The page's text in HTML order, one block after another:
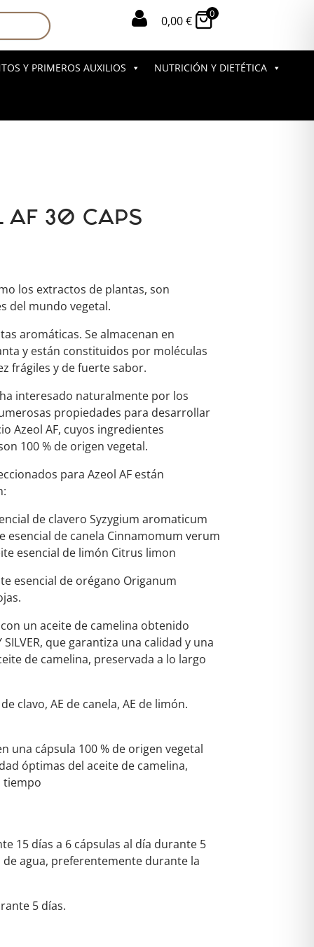
 0,00€
0
Y PRIMEROS AUXILIOS NUTRICIÓN Y DIETÉTICA
AF 30 CAPS
los extractos de plantas, son
del mundo vegetal.
aromáticas. Se almacenan en
y están constituidos por moléculas
frágiles y de fuerte sabor.
ha interesado naturalmente por los
propiedades para desarrollar
Azeol AF, cuyos ingredientes
100 % de origen vegetal.
para Azeol AF están
de clavero Syzygium aromaticum
esencial de canela Cinnamomum verum
esencial de limón Citrus limon
esencial de orégano Origanum
un aceite de camelina obtenido
que garantiza una calidad y una
de camelina, preservada a lo largo
clavo, AE de canela, AE de limón.
una cápsula 100 % de origen vegetal
óptimas del aceite de camelina,
tiempo
15 días a 6 cápsulas al día durante 5
agua, preferentemente durante la
5 días.